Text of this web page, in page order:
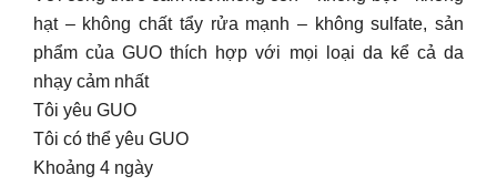
hạt – không chất tẩy rửa mạnh – không sulfate, sản
phẩm của GUO thích hợp với mọi loại da kể cả da
nhạy cảm nhất
Tôi yêu GUO
Tôi có thể yêu GUO
Khoảng 4 ngày